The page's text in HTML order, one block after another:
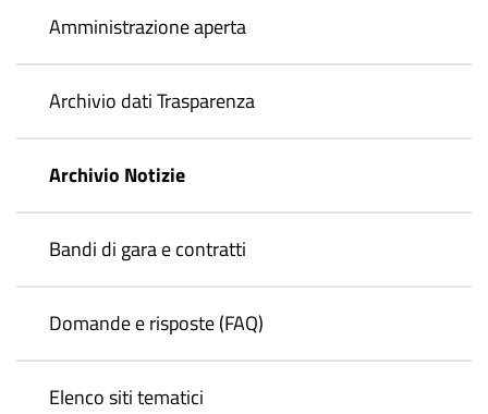
Amministrazione aperta
Archivio dati Trasparenza
Archivio Notizie
Bandi di gara e contratti
Domande e risposte (FAQ)
Elenco siti tematici